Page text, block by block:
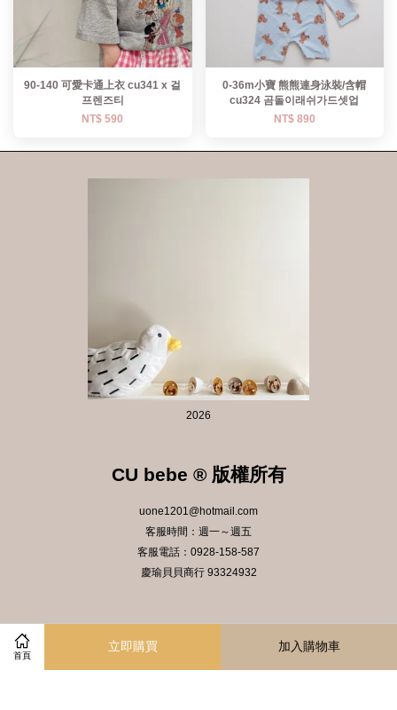
首頁
立即購買 加入購物車
90-140 可愛卡通上衣 cu341 x 걸
프렌즈티
NT$ 590
0-36m小寶 熊熊連身泳裝/含帽
cu324 곰돌이래쉬가드셋업
NT$ 890
2026
CU bebe ® 版權所有
uone1201@hotmail.com
客服時間：週一～週五
客服電話：0928-158-587
慶瑜貝貝商行 93324932